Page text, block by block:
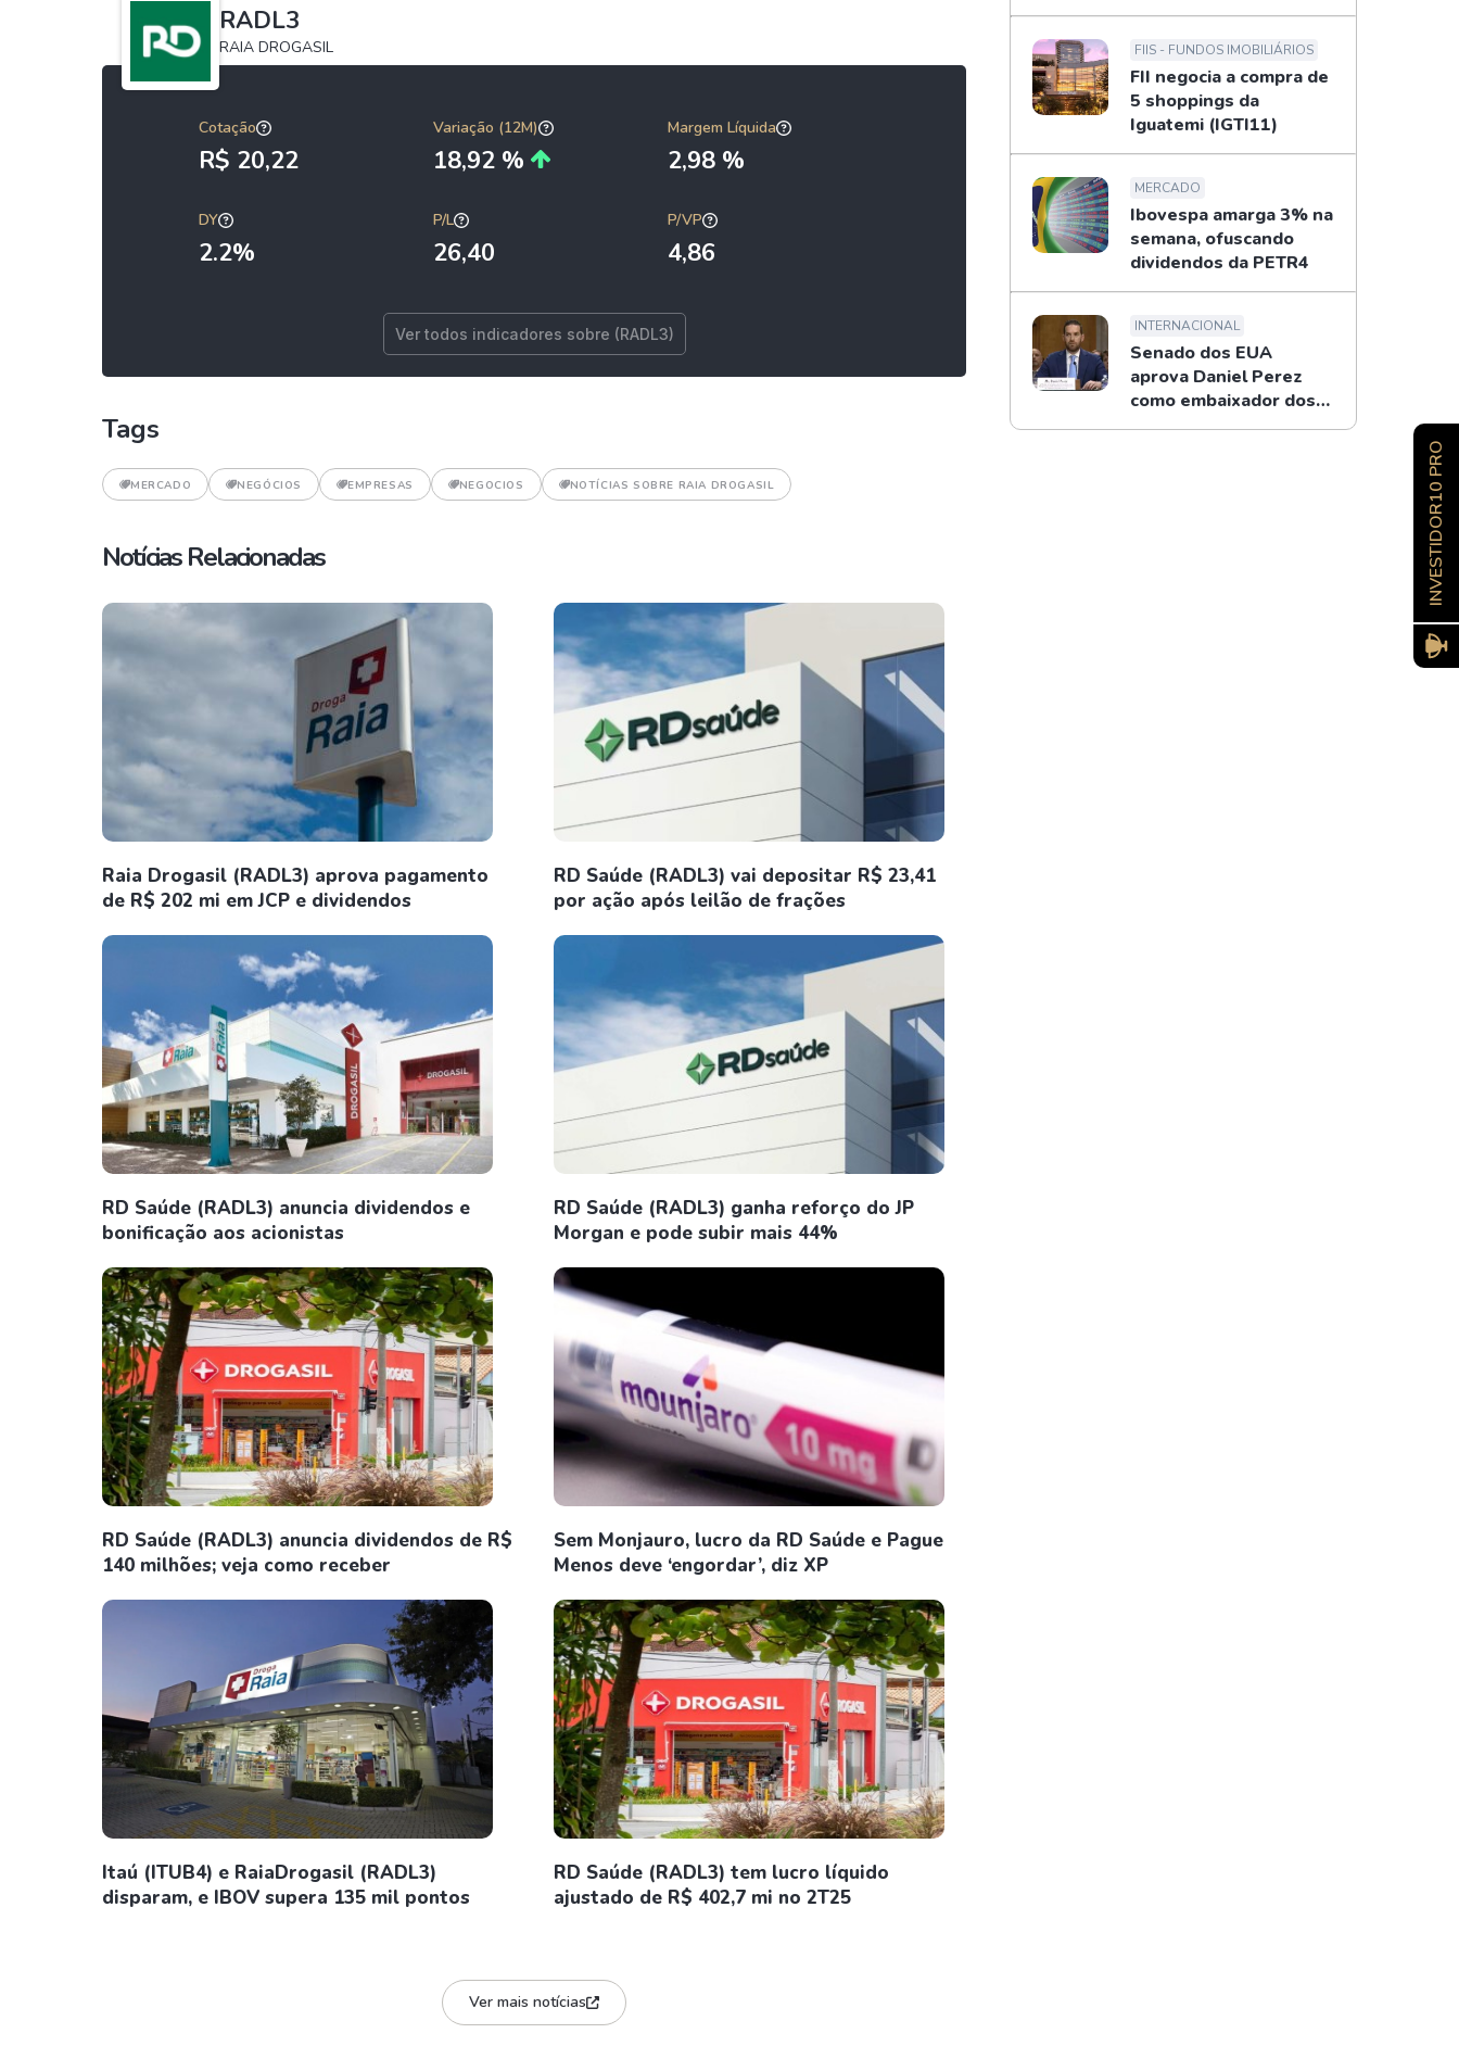
RADL3
RAIA DROGASIL
Cotação
R$ 20,22
Variação (12M)
18,92 %
Margem Líquida
2,98 %
DY
2.2%
P/L
26,40
P/VP
4,86
Ver todos indicadores sobre (RADL3)
Tags
MERCADO NEGÓCIOS EMPRESAS NEGOCIOS NOTÍCIAS SOBRE RAIA DROGASIL
Notícias Relacionadas
Raia Drogasil (RADL3) aprova pagamento
de R$ 202 mi em JCP e dividendos
RD Saúde (RADL3) vai depositar R$ 23,41
por ação após leilão de frações
RD Saúde (RADL3) anuncia dividendos e
bonificação aos acionistas
RD Saúde (RADL3) ganha reforço do JP
Morgan e pode subir mais 44%
RD Saúde (RADL3) anuncia dividendos de R$
140 milhões; veja como receber
Sem Monjauro, lucro da RD Saúde e Pague
Menos deve ‘engordar’, diz XP
Itaú (ITUB4) e RaiaDrogasil (RADL3)
disparam, e IBOV supera 135 mil pontos
RD Saúde (RADL3) tem lucro líquido
ajustado de R$ 402,7 mi no 2T25
Ver mais notícias
FIIS - FUNDOS IMOBILIÁRIOS
FII negocia a compra de
5 shoppings da
Iguatemi (IGTI11)
MERCADO
Ibovespa amarga 3% na
semana, ofuscando
dividendos da PETR4
INTERNACIONAL
Senado dos EUA
aprova Daniel Perez
como embaixador dos
EUA no Brasil
INVESTIDOR10 PRO